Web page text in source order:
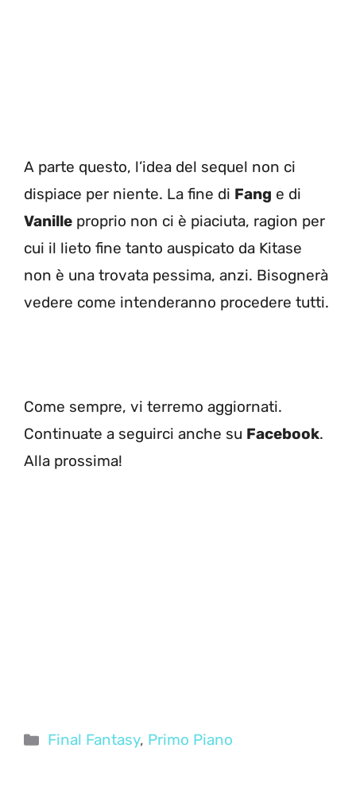
A parte questo, l’idea del sequel non ci
dispiace per niente. La fine di Fang e di
Vanille proprio non ci è piaciuta, ragion per
cui il lieto fine tanto auspicato da Kitase
non è una trovata pessima, anzi. Bisognerà
vedere come intenderanno procedere tutti.
Come sempre, vi terremo aggiornati.
Continuate a seguirci anche su Facebook.
Alla prossima!
Categorie
Final Fantasy, Primo Piano